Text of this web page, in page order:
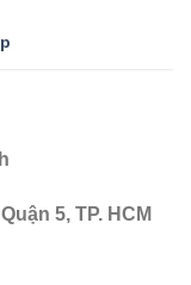
5, TP. HCM